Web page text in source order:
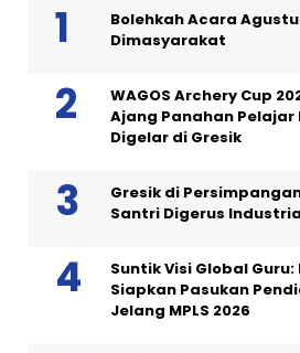
Bolehkah Acara
Dimasyarakat
WAGOS Archery Cup
Ajang Panahan Pelajar
Digelar di Gresik
Gresik di
Santri Digerus
Suntik Visi Global
Siapkan Pasukan
Jelang MPLS 2026